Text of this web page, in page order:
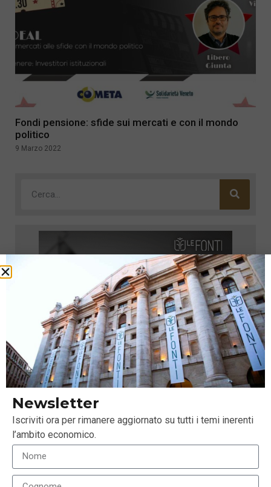
Fondi pensione: sfide sui mercati e con il mondo
politico
9 Marzo 2022
Newsletter
Iscriviti ora per rimanere aggiornato su tutti i temi inerenti
l’ambito economico.